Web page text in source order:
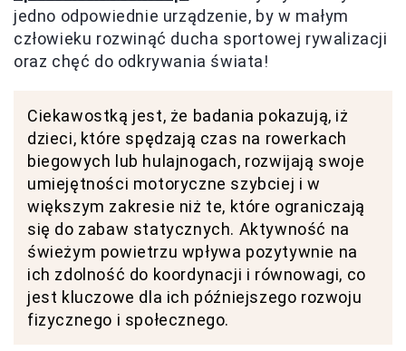
jedno odpowiednie urządzenie, by w małym
człowieku rozwinąć ducha sportowej rywalizacji
oraz chęć do odkrywania świata!
Ciekawostką jest, że badania pokazują, iż
dzieci, które spędzają czas na rowerkach
biegowych lub hulajnogach, rozwijają swoje
umiejętności motoryczne szybciej i w
większym zakresie niż te, które ograniczają
się do zabaw statycznych. Aktywność na
świeżym powietrzu wpływa pozytywnie na
ich zdolność do koordynacji i równowagi, co
jest kluczowe dla ich późniejszego rozwoju
fizycznego i społecznego.